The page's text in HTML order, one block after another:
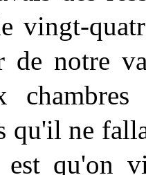
vingt-
de notre
qu'il ne
est qu'on